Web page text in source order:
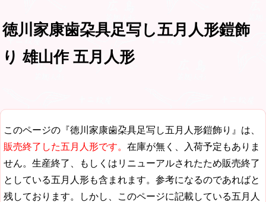
徳川家康歯朶具足写し五月人形鎧飾
り 雄山作 五月人形
このページの『徳川家康歯朶具足写し五月人形鎧飾り』は、
販売終了した五月人形です。 在庫が無く、入荷予定もありま
せん。生産終了、もしくはリニューアルされたため販売終了
としている五月人形も含まれます。参考になるのであればと
残しております。しかし、このページに記載している五月人